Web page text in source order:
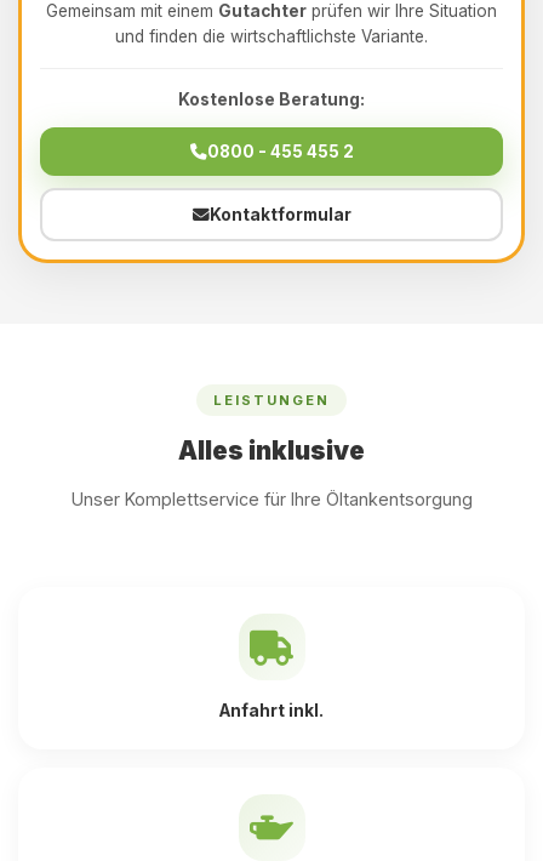
Gemeinsam mit einem Gutachter prüfen wir Ihre Situation
und finden die wirtschaftlichste Variante.
Kostenlose Beratung:
0800 - 455 455 2
Kontaktformular
LEISTUNGEN
Alles inklusive
Unser Komplettservice für Ihre Öltankentsorgung
Anfahrt inkl.